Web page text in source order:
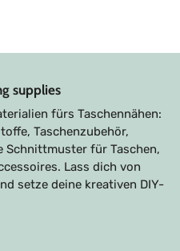
supplies
fürs Taschennähen:
Taschenzubehör,
Schnittmuster für Taschen,
Lass dich von
setze deine kreativen DIY-